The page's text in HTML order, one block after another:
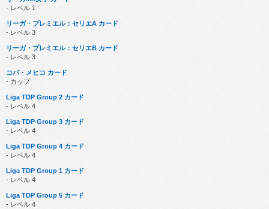
- レベル 1
リーガ・プレミエル：セリエA カード
- レベル 3
リーガ・プレミエル：セリエB カード
- レベル 3
コパ・メヒコ カード
- カップ
Liga TDP Group 2 カード
- レベル 4
Liga TDP Group 3 カード
- レベル 4
Liga TDP Group 4 カード
- レベル 4
Liga TDP Group 1 カード
- レベル 4
Liga TDP Group 5 カード
- レベル 4